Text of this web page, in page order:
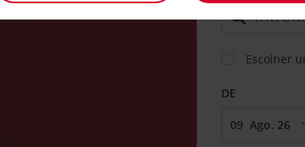
Escolher
DE